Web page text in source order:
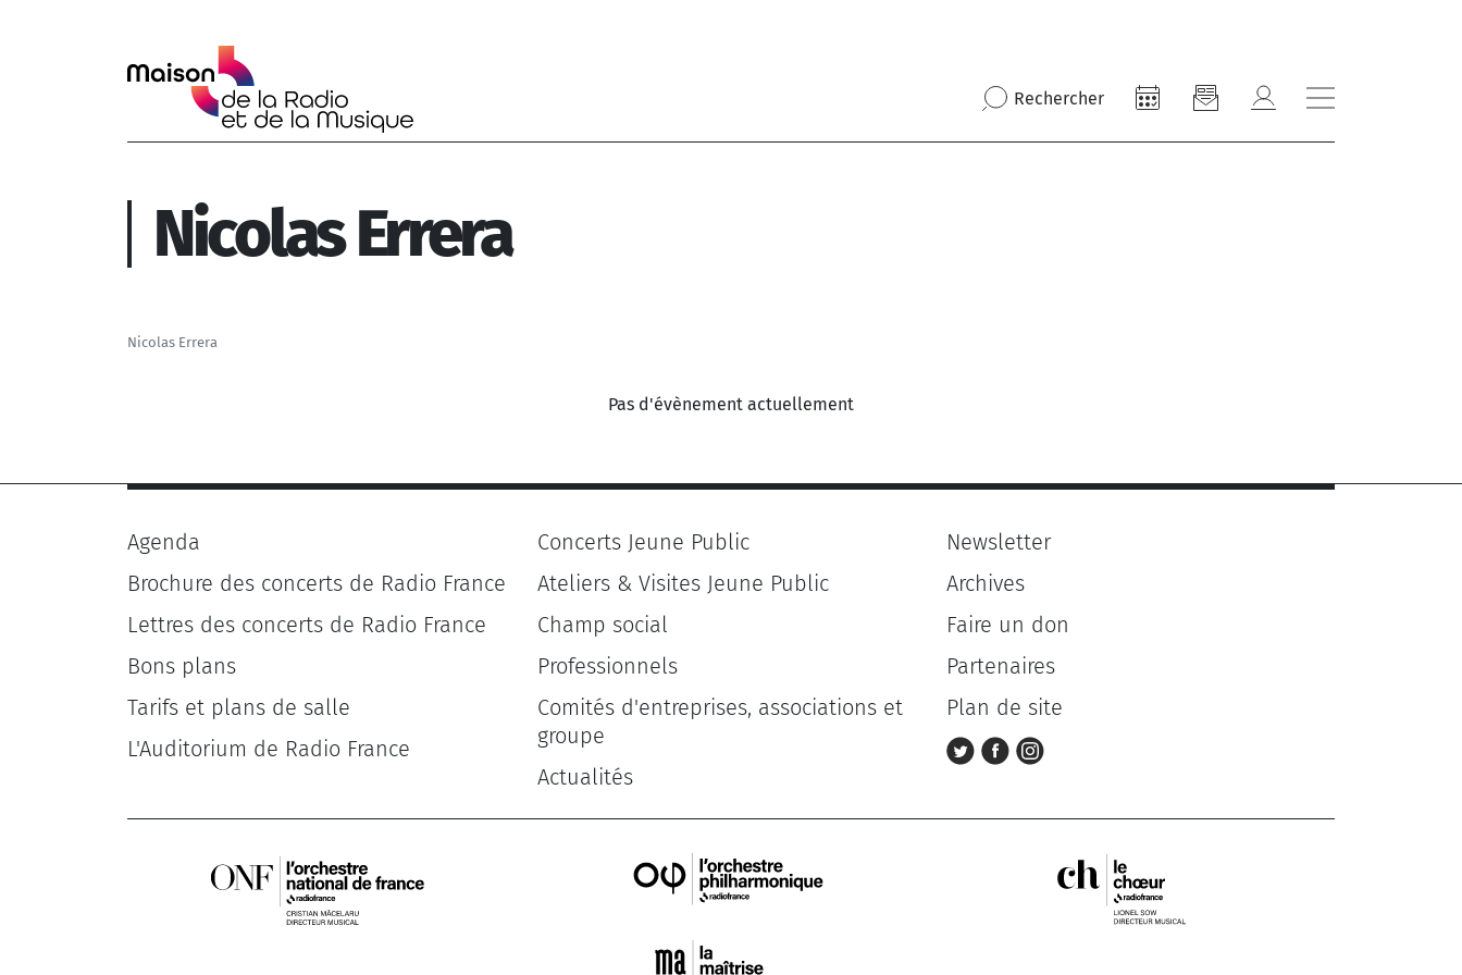
Rechercher
Nicolas Errera
Nicolas Errera
Pas d'évènement actuellement
Agenda
Brochure des concerts de Radio France
Lettres des concerts de Radio France
Bons plans
Tarifs et plans de salle
L'Auditorium de Radio France
Concerts Jeune Public
Ateliers & Visites Jeune Public
Champ social
Professionnels
Comités d'entreprises, associations et
groupe
Actualités
Newsletter
Archives
Faire un don
Partenaires
Plan de site